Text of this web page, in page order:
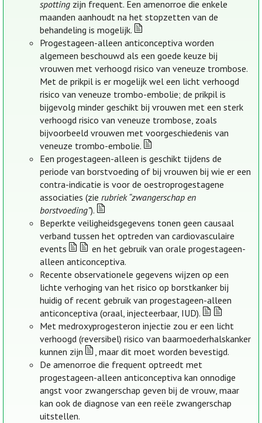
spotting zijn frequent. Een amenorroe die enkele
maanden aanhoudt na het stopzetten van de
behandeling is mogelijk.
Progestageen-alleen anticonceptiva worden
algemeen beschouwd als een goede keuze bij
vrouwen met verhoogd risico van veneuze trombose.
Met de prikpil is er mogelijk wel een licht verhoogd
risico van veneuze trombo-embolie; de prikpil is
bijgevolg minder geschikt bij vrouwen met een sterk
verhoogd risico van veneuze trombose, zoals
bijvoorbeeld vrouwen met voorgeschiedenis van
veneuze trombo-embolie.
Een progestageen-alleen is geschikt tijdens de
periode van borstvoeding of bij vrouwen bij wie er een
contra-indicatie is voor de oestroprogestagene
associaties (zierubriek “zwangerschap en
borstvoeding”).
Beperkte veiligheidsgegevens tonen geen causaal
verband tussen het optreden van cardiovasculaire
events
en het gebruik van orale progestageen-
alleen anticonceptiva.
Recente observationele gegevens wijzen op een
lichte verhoging van het risico op borstkanker bij
huidig of recent gebruik van progestageen-alleen
anticonceptiva (oraal, injecteerbaar, IUD).
Met medroxyprogesteron injectie zou er een licht
verhoogd (reversibel) risico van baarmoederhalskanker
kunnen zijn
, maar dit moet worden bevestigd.
De amenorroe die frequent optreedt met
progestageen-alleen anticonceptiva kan onnodige
angst voor zwangerschap geven bij de vrouw, maar
kan ook de diagnose van een reële zwangerschap
uitstellen.